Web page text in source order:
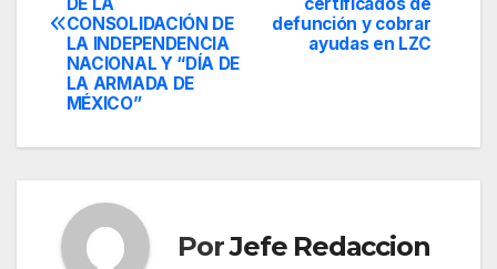
entradas
defunción y cobrar
ayudas en LZC
CONSOLIDACIÓN DE
LA INDEPENDENCIA
NACIONAL Y “DÍA DE
LA ARMADA DE
MÉXICO”
PorJefe Redaccion